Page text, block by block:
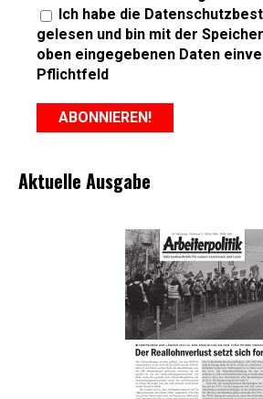
Ich habe die
gelesen und bin mit der
oben eingegebenen Daten
Pflichtfeld
Aktuelle Ausgabe